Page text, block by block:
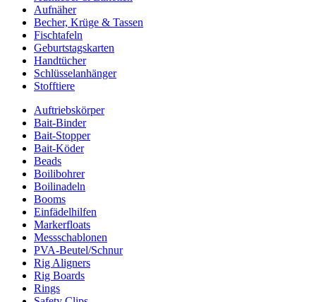
Aufnäher
Becher, Krüge & Tassen
Fischtafeln
Geburtstagskarten
Handtücher
Schlüsselanhänger
Stofftiere
Auftriebskörper
Bait-Binder
Bait-Stopper
Bait-Köder
Beads
Boilibohrer
Boilinadeln
Booms
Einfädelhilfen
Markerfloats
Messschablonen
PVA-Beutel/Schnur
Rig Aligners
Rig Boards
Rings